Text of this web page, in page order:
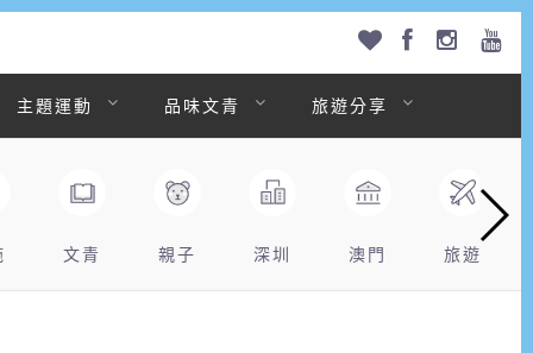
主題運動 品味文青 旅遊分享
文青 親子 深圳 澳門 旅遊